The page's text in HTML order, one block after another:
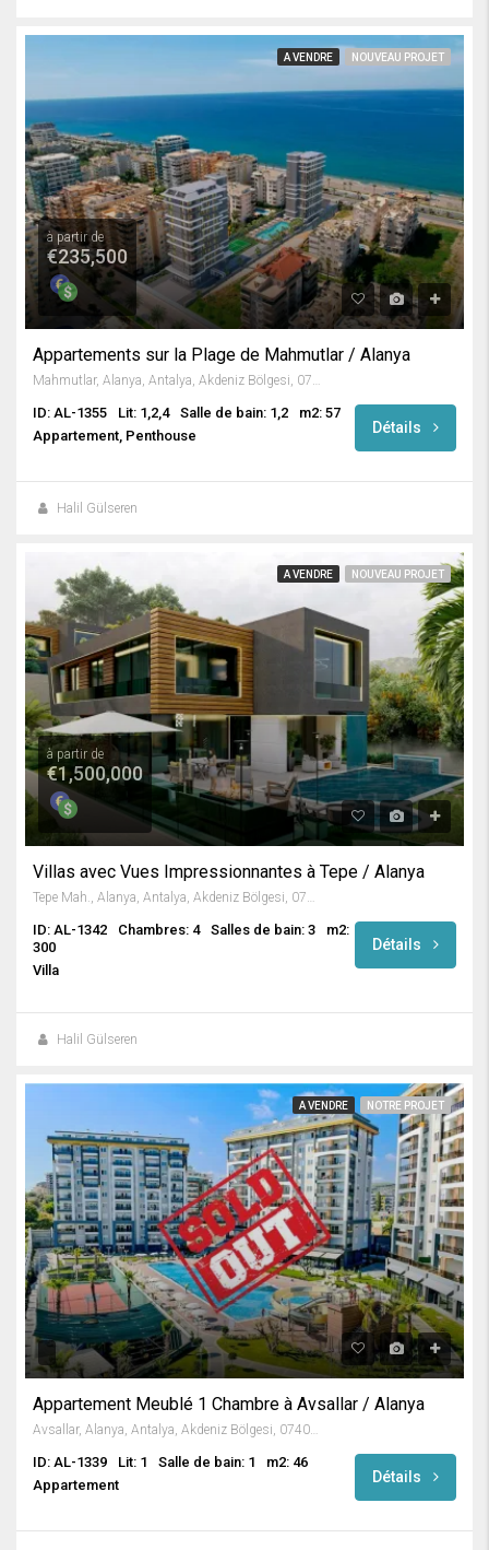
A VENDRE NOUVEAU PROJET
à partir de
€235,500
Appartements sur la Plage de Mahmutlar / Alanya
Mahmutlar, Alanya, Antalya, Akdeniz Bölgesi, 07450, Türkiye
ID: AL-1355 Lit: 1,2,4 Salle de bain: 1,2
m2: 57
Appartement, Penthouse
Détails
Halil Gülseren
A VENDRE NOUVEAU PROJET
à partir de
€1,500,000
Villas avec Vues Impressionnantes à Tepe / Alanya
Tepe Mah., Alanya, Antalya, Akdeniz Bölgesi, 07400, Türkiye
ID: AL-1342 Chambres: 4 Salles de bain: 3
m2:
300
Villa
Détails
Halil Gülseren
A VENDRE NOTRE PROJET
Appartement Meublé 1 Chambre à Avsallar / Alanya
ID: AL-1339 Lit: 1 Salle de bain: 1
m2: 46
Appartement
Détails